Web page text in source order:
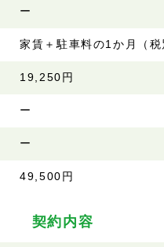
ー
家賃＋駐車料の1か月（税
19,250円
ー
ー
49,500円
契約内容